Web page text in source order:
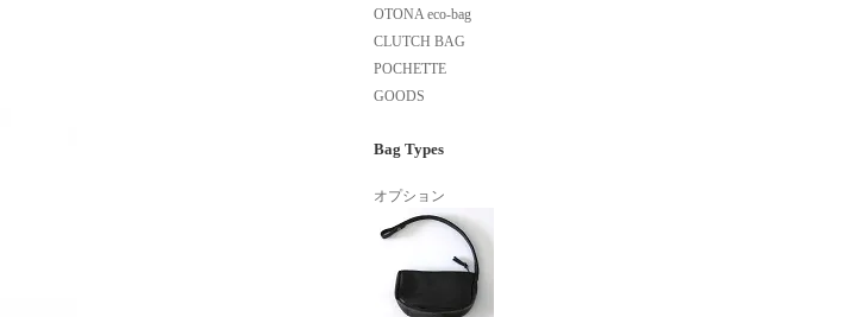
OTONA eco-bag
CLUTCH BAG
POCHETTE
GOODS
Bag Types
オプション